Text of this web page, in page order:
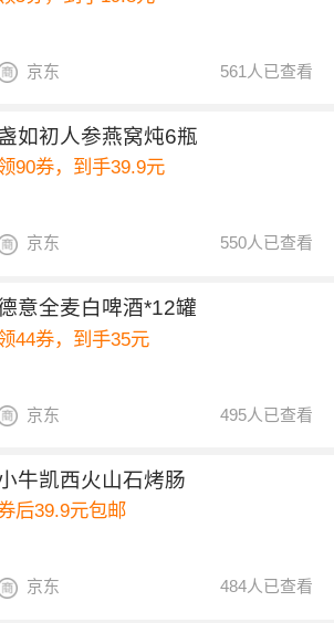
561人已查看
京东
如初人参燕窝炖6瓶
90券，到手39.9元
550人已查看
京东
意全麦白啤酒*12罐
44券，到手35元
495人已查看
京东
牛凯西火山石烤肠
后39.9元包邮
484人已查看
京东